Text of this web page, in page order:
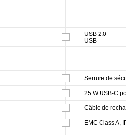
USB 2.0
USB
Serrure de
25 W USB-C
Câble de
EMC Class A,